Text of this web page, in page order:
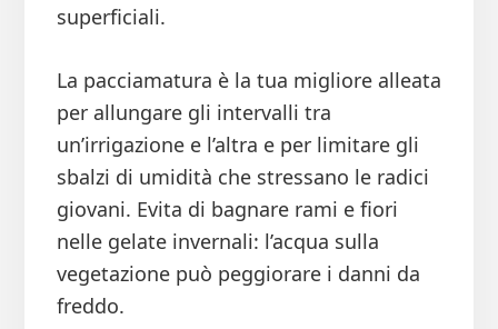
superficiali.
La pacciamatura è la tua migliore alleata
per allungare gli intervalli tra
un’irrigazione e l’altra e per limitare gli
sbalzi di umidità che stressano le radici
giovani. Evita di bagnare rami e fiori
nelle gelate invernali: l’acqua sulla
vegetazione può peggiorare i danni da
freddo.